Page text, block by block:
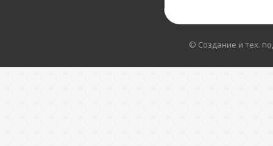
© Создание и тех.